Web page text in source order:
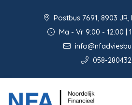
Postbus 7691, 8903
Ma - Vr 9:00 - 12:00 |
058-